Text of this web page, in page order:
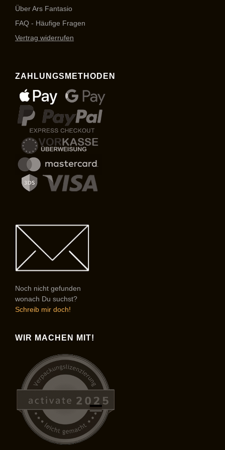
Über Ars Fantasio
FAQ - Häufige Fragen
Vertrag widerrufen
ZAHLUNGSMETHODEN
Noch nicht gefunden
wonach Du suchst?
Schreib mir doch!
WIR MACHEN MIT!